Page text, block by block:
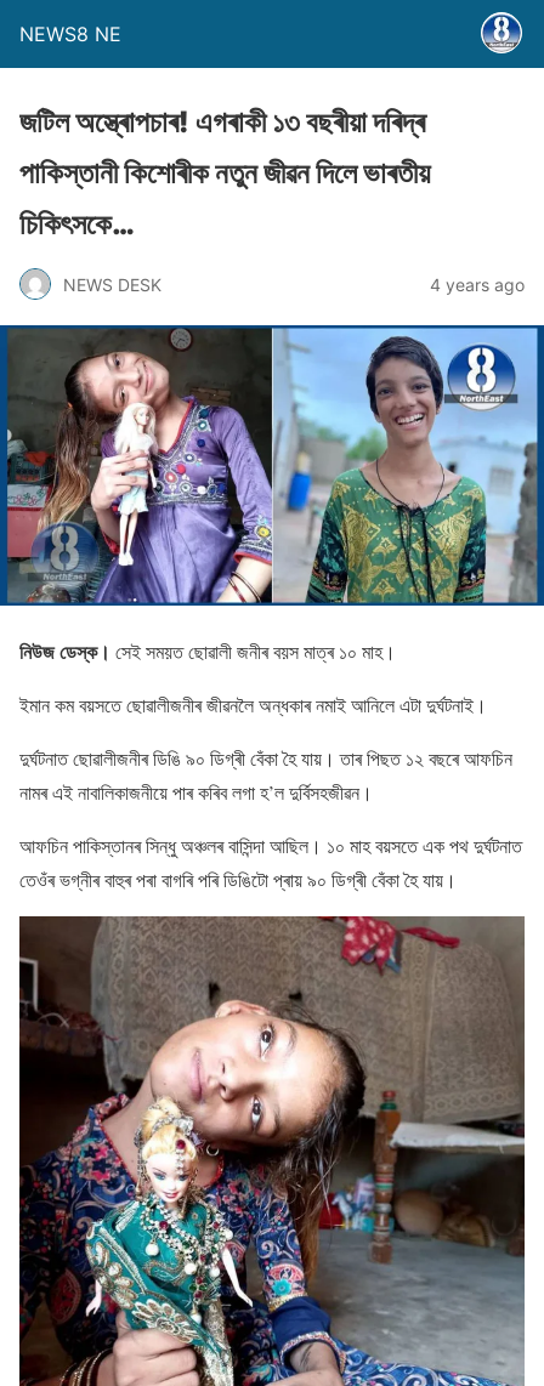
NEWS8 NE
জটিল অস্ত্ৰােপচাৰ! এগৰাকী ১৩ বছৰীয়া দৰিদ্ৰ
পাকিস্তানী কিশােৰীক নতুন জীৱন দিলে ভাৰতীয়
চিকিৎসকে…
NEWS DESK 4 years ago
নিউজ ডেস্ক। সেই সময়ত ছোৱালী জনীৰ বয়স মাত্ৰ ১০ মাহ।
ইমান কম বয়সতে ছোৱালীজনীৰ জীৱনলৈ অন্ধকাৰ নমাই আনিলে এটা দুৰ্ঘটনাই।
দুৰ্ঘটনাত ছোৱালীজনীৰ ডিঙি ৯০ ডিগ্ৰী বেঁকা হৈ যায়। তাৰ পিছত ১২ বছৰে আফচিন
নামৰ এই নাবালিকাজনীয়ে পাৰ কৰিব লগা হ’ল দুৰ্বিসহজীৱন।
আফচিন পাকিস্তানৰ সিন্ধু অঞ্চলৰ বাসিন্দা আছিল। ১০ মাহ বয়সতে এক পথ দুৰ্ঘটনাত
তেওঁৰ ভগ্নীৰ বাহুৰ পৰা বাগৰি পৰি ডিঙিটো প্ৰায় ৯০ ডিগ্ৰী বেঁকা হৈ যায়।